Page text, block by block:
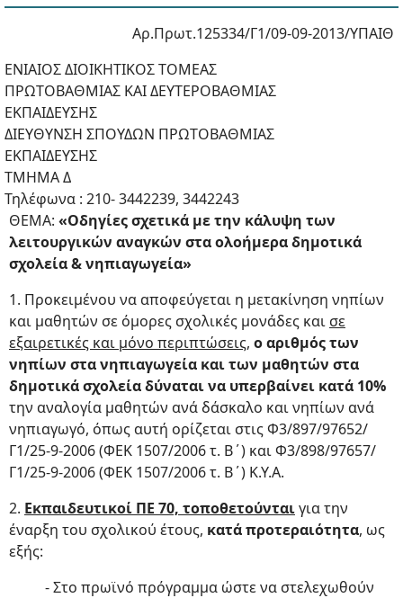
Αρ.Πρωτ.125334/Γ1/09-09-2013/ΥΠΑΙΘ
ΕΝΙΑΙΟΣ ΔΙΟΙΚΗΤΙΚΟΣ ΤΟΜΕΑΣ
ΠΡΩΤΟΒΑΘΜΙΑΣ ΚΑΙ ΔΕΥΤΕΡΟΒΑΘΜΙΑΣ
ΕΚΠΑΙΔΕΥΣΗΣ
ΔΙΕΥΘΥΝΣΗ ΣΠΟΥΔΩΝ ΠPΩΤΟΒΑΘΜΙΑΣ
ΕΚΠΑΙΔΕΥΣΗΣ
ΤΜΗΜΑ Δ
Τηλέφωνα : 210- 3442239, 3442243
ΘΕΜΑ: «Οδηγίες σχετικά με την κάλυψη των
λειτουργικών αναγκών στα ολοήμερα δημοτικά
σχολεία & νηπιαγωγεία»
1. Προκειμένου να αποφεύγεται η μετακίνηση νηπίων
και μαθητών σε όμορες σχολικές μονάδες και σε
εξαιρετικές και μόνο περιπτώσεις, ο αριθμός των
νηπίων στα νηπιαγωγεία και των μαθητών στα
δημοτικά σχολεία δύναται να υπερβαίνει κατά 10%
την αναλογία μαθητών ανά δάσκαλο και νηπίων ανά
νηπιαγωγό, όπως αυτή ορίζεται στις Φ3/897/97652/
Γ1/25-9-2006 (ΦΕΚ 1507/2006 τ. Β΄) και Φ3/898/97657/
Γ1/25-9-2006 (ΦΕΚ 1507/2006 τ. Β΄) Κ.Υ.Α.
2. Εκπαιδευτικοί ΠΕ 70, τοποθετούνταιγια την
έναρξη του σχολικού έτους, κατά προτεραιότητα, ως
εξής:
- Στο πρωϊνό πρόγραμμα ώστε να στελεχωθούν